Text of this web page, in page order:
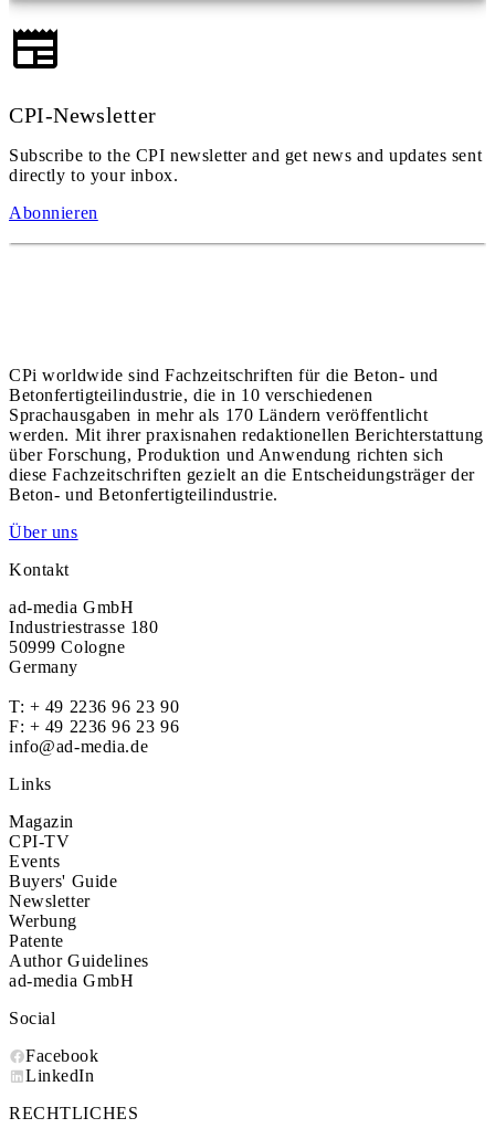
CPI-Newsletter
Subscribe to the CPI newsletter and get news and updates sent
directly to your inbox.
Abonnieren
CPi worldwide sind Fachzeitschriften für die Beton- und
Betonfertigteilindustrie, die in 10 verschiedenen
Sprachausgaben in mehr als 170 Ländern veröffentlicht
werden. Mit ihrer praxisnahen redaktionellen Berichterstattung
über Forschung, Produktion und Anwendung richten sich
diese Fachzeitschriften gezielt an die Entscheidungsträger der
Beton- und Betonfertigteilindustrie.
Über uns
Kontakt
ad-media GmbH
Industriestrasse 180
50999 Cologne
Germany
T: + 49 2236 96 23 90
F: + 49 2236 96 23 96
info@ad-media.de
Links
Magazin
CPI-TV
Events
Buyers' Guide
Newsletter
Werbung
Patente
Author Guidelines
ad-media GmbH
Social
Facebook
LinkedIn
RECHTLICHES